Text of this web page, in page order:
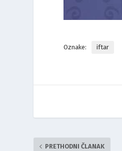
Oznake: iftar
PRETHODNI ČLANAK